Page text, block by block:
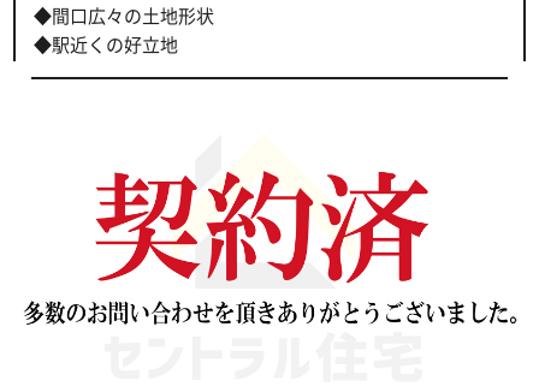
◆間口広々の土地形状
◆駅近くの好立地